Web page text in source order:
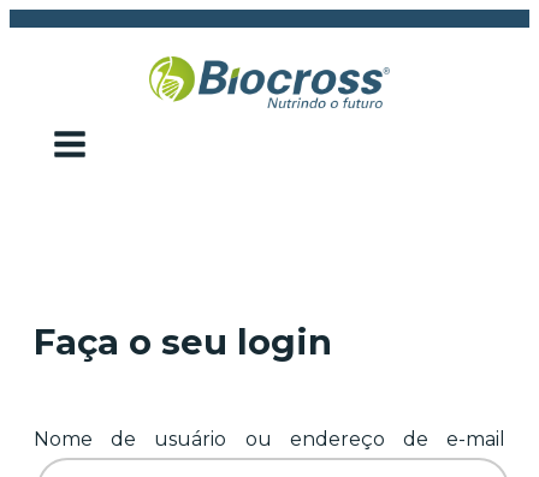
Faça o seu login
Nome de usuário ou endereço de e-mail